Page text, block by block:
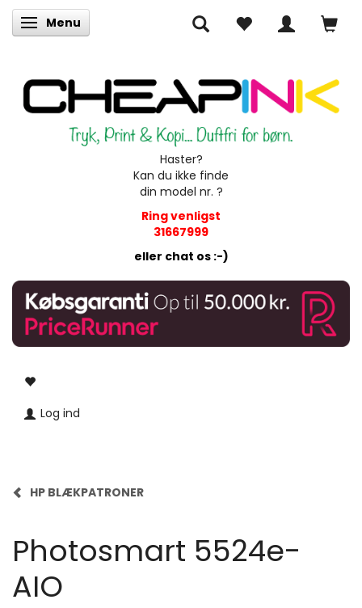
Skifte navigation
Menu
Haster?
Kan du ikke finde
din model nr. ?
Ring venligst
31667999
eller chat os :-)
Log ind
HP BLÆKPATRONER
Photosmart 5524e-
AIO